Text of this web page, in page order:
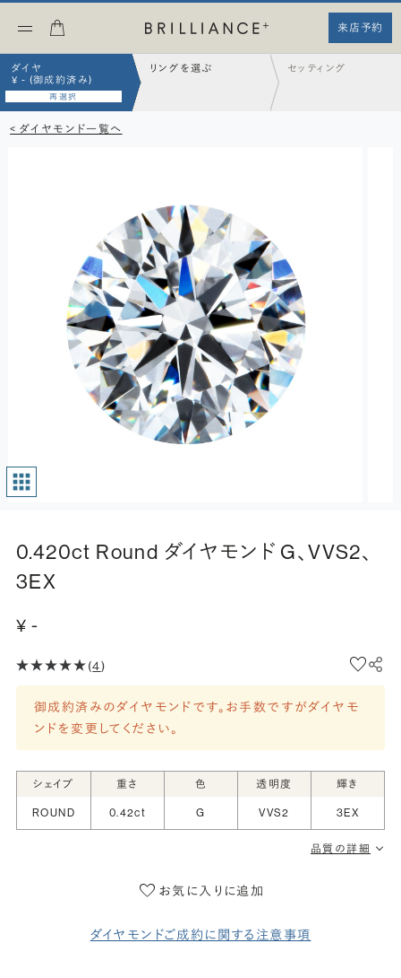
来店予約
ダイヤ
¥ - (御成約済み)
再選択
リングを選ぶ セッティング
< ダイヤモンド一覧へ
0.420ct Round ダイヤモンド G、VVS2、
3EX
¥ -
(4)
御成約済みのダイヤモンドです。お手数ですがダイヤモ
ンドを変更してください。
シェイプ 重さ 色 透明度 輝き
ROUND 0.42ct G VVS2 3EX
品質の詳細
お気に入りに追加
ダイヤモンドご成約に関する注意事項